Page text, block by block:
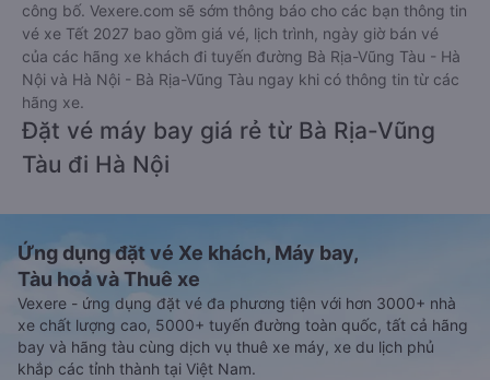
công bố. Vexere.com sẽ sớm thông báo cho các bạn thông tin
vé xe Tết 2027 bao gồm giá vé, lịch trình, ngày giờ bán vé
của các hãng xe khách đi tuyến đường Bà Rịa-Vũng Tàu - Hà
Nội và Hà Nội - Bà Rịa-Vũng Tàu ngay khi có thông tin từ các
hãng xe.
Đặt vé máy bay giá rẻ từ Bà Rịa-Vũng
Tàu đi Hà Nội
Ứng dụng đặt vé Xe khách, Máy bay,
Tàu hoả và Thuê xe
Vexere - ứng dụng đặt vé đa phương tiện với hơn 3000+ nhà
xe chất lượng cao, 5000+ tuyến đường toàn quốc, tất cả hãng
bay và hãng tàu cùng dịch vụ thuê xe máy, xe du lịch phủ
khắp các tỉnh thành tại Việt Nam.